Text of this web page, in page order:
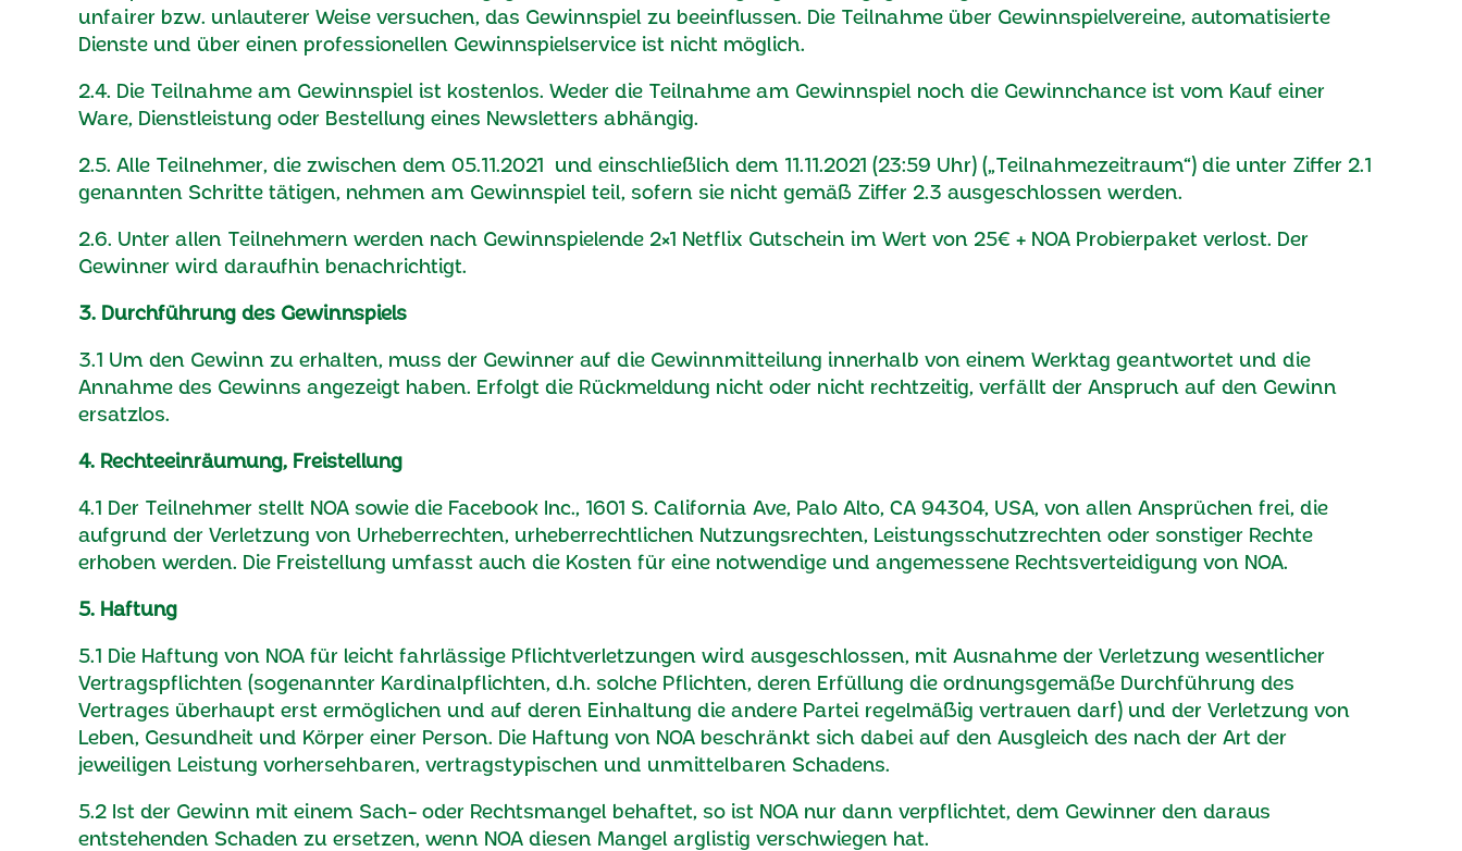
unfairer bzw. unlauterer Weise versuchen, das Gewinnspiel zu beeinflussen. Die Teilnahme über Gewinnspielvereine, automatisierte
Dienste und über einen professionellen Gewinnspielservice ist nicht möglich.
2.4. Die Teilnahme am Gewinnspiel ist kostenlos. Weder die Teilnahme am Gewinnspiel noch die Gewinnchance ist vom Kauf einer
Ware, Dienstleistung oder Bestellung eines Newsletters abhängig.
2.5. Alle Teilnehmer, die zwischen dem 05.11.2021 und einschließlich dem 11.11.2021 (23:59 Uhr) („Teilnahmezeitraum“) die unter Ziffer 2.1
genannten Schritte tätigen, nehmen am Gewinnspiel teil, sofern sie nicht gemäß Ziffer 2.3 ausgeschlossen werden.
2.6. Unter allen Teilnehmern werden nach Gewinnspielende 2×1 Netflix Gutschein im Wert von 25€ + NOA Probierpaket verlost. Der
Gewinner wird daraufhin benachrichtigt.
3. Durchführung des Gewinnspiels
3.1 Um den Gewinn zu erhalten, muss der Gewinner auf die Gewinnmitteilung innerhalb von einem Werktag geantwortet und die
Annahme des Gewinns angezeigt haben. Erfolgt die Rückmeldung nicht oder nicht rechtzeitig, verfällt der Anspruch auf den Gewinn
ersatzlos.
4. Rechteeinräumung, Freistellung
4.1 Der Teilnehmer stellt NOA sowie die Facebook Inc., 1601 S. California Ave, Palo Alto, CA 94304, USA, von allen Ansprüchen frei, die
aufgrund der Verletzung von Urheberrechten, urheberrechtlichen Nutzungsrechten, Leistungsschutzrechten oder sonstiger Rechte
erhoben werden. Die Freistellung umfasst auch die Kosten für eine notwendige und angemessene Rechtsverteidigung von NOA.
5. Haftung
5.1 Die Haftung von NOA für leicht fahrlässige Pflichtverletzungen wird ausgeschlossen, mit Ausnahme der Verletzung wesentlicher
Vertragspflichten (sogenannter Kardinalpflichten, d.h. solche Pflichten, deren Erfüllung die ordnungsgemäße Durchführung des
Vertrages überhaupt erst ermöglichen und auf deren Einhaltung die andere Partei regelmäßig vertrauen darf) und der Verletzung von
Leben, Gesundheit und Körper einer Person. Die Haftung von NOA beschränkt sich dabei auf den Ausgleich des nach der Art der
jeweiligen Leistung vorhersehbaren, vertragstypischen und unmittelbaren Schadens.
5.2 Ist der Gewinn mit einem Sach- oder Rechtsmangel behaftet, so ist NOA nur dann verpflichtet, dem Gewinner den daraus
entstehenden Schaden zu ersetzen, wenn NOA diesen Mangel arglistig verschwiegen hat.